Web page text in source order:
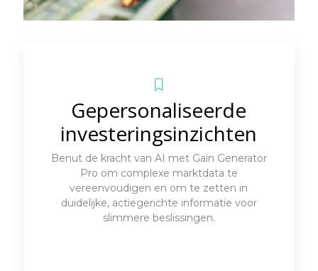
Gepersonaliseerde
investeringsinzichten
Benut de kracht van AI met Gain Generator
Pro om complexe marktdata te
vereenvoudigen en om te zetten in
duidelijke, actiegerichte informatie voor
slimmere beslissingen.